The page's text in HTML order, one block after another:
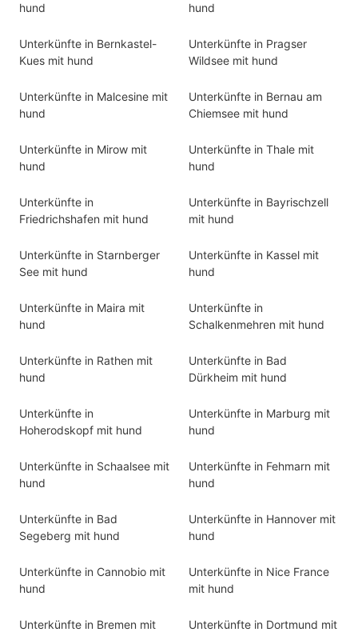
hund
hund
Unterkünfte in Bernkastel-
Kues mit hund
Unterkünfte in Pragser
Wildsee mit hund
Unterkünfte in Malcesine mit
hund
Unterkünfte in Bernau am
Chiemsee mit hund
Unterkünfte in Mirow mit
hund
Unterkünfte in Thale mit
hund
Unterkünfte in
Friedrichshafen mit hund
Unterkünfte in Bayrischzell
mit hund
Unterkünfte in Starnberger
See mit hund
Unterkünfte in Kassel mit
hund
Unterkünfte in Maira mit
hund
Unterkünfte in
Schalkenmehren mit hund
Unterkünfte in Rathen mit
hund
Unterkünfte in Bad
Dürkheim mit hund
Unterkünfte in
Hoherodskopf mit hund
Unterkünfte in Marburg mit
hund
Unterkünfte in Schaalsee mit
hund
Unterkünfte in Fehmarn mit
hund
Unterkünfte in Bad
Segeberg mit hund
Unterkünfte in Hannover mit
hund
Unterkünfte in Cannobio mit
hund
Unterkünfte in Nice France
mit hund
Unterkünfte in Bremen mit
Unterkünfte in Dortmund mit